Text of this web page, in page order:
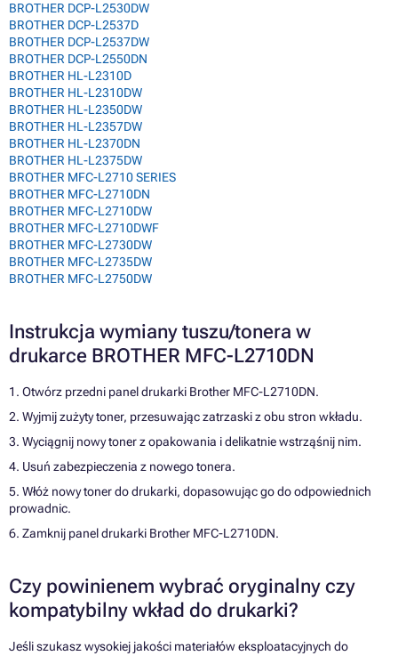
BROTHER DCP-L2530DW
BROTHER DCP-L2537D
BROTHER DCP-L2537DW
BROTHER DCP-L2550DN
BROTHER HL-L2310D
BROTHER HL-L2310DW
BROTHER HL-L2350DW
BROTHER HL-L2357DW
BROTHER HL-L2370DN
BROTHER HL-L2375DW
BROTHER MFC-L2710 SERIES
BROTHER MFC-L2710DN
BROTHER MFC-L2710DW
BROTHER MFC-L2710DWF
BROTHER MFC-L2730DW
BROTHER MFC-L2735DW
BROTHER MFC-L2750DW
Instrukcja wymiany tuszu/tonera w
drukarce BROTHER MFC-L2710DN
1. Otwórz przedni panel drukarki Brother MFC-L2710DN.
2. Wyjmij zużyty toner, przesuwając zatrzaski z obu stron wkładu.
3. Wyciągnij nowy toner z opakowania i delikatnie wstrząśnij nim.
4. Usuń zabezpieczenia z nowego tonera.
5. Włóż nowy toner do drukarki, dopasowując go do odpowiednich
prowadnic.
6. Zamknij panel drukarki Brother MFC-L2710DN.
Czy powinienem wybrać oryginalny czy
kompatybilny wkład do drukarki?
Jeśli szukasz wysokiej jakości materiałów eksploatacyjnych do